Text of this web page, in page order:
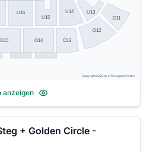
O15 O14 O13
O12
O11
U16
U15
U14 U13
Copyright 2026 by ePassage24 GmbH
anzeigen
+ Golden Circle -